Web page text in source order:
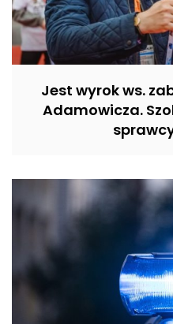
Jest wyrok ws.
Adamowicza.